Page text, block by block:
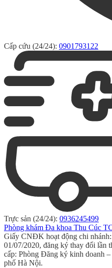
Cấp cứu (24/24): 0901793122
Trực sản (24/24): 0936245499
Phòng khám Đa khoa Thu Cúc
Giấy CNĐK hoạt động chi
01/07/2020, đăng ký thay đổi lần
cấp: Phòng Đăng ký kinh doanh
phố Hà Nội.